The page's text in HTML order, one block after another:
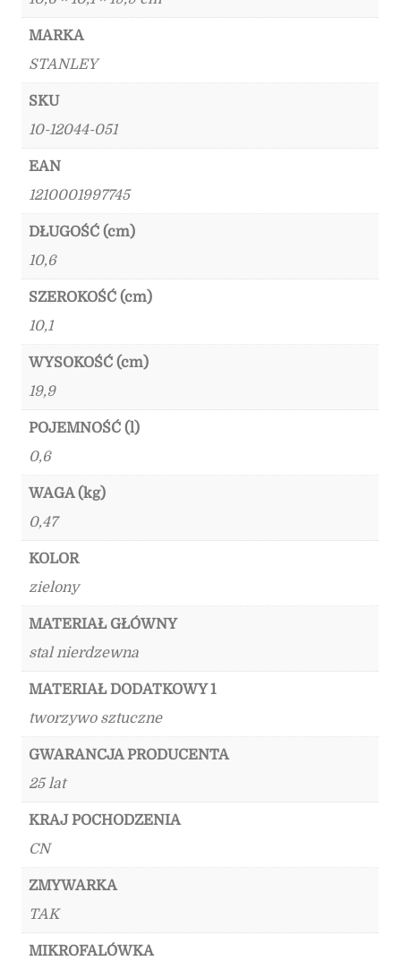
MARKA
STANLEY
SKU
10-12044-051
EAN
1210001997745
DŁUGOŚĆ (cm)
10,6
SZEROKOŚĆ (cm)
10,1
WYSOKOŚĆ (cm)
19,9
POJEMNOŚĆ (l)
0,6
WAGA (kg)
0,47
KOLOR
zielony
MATERIAŁ GŁÓWNY
stal nierdzewna
MATERIAŁ DODATKOWY 1
tworzywo sztuczne
GWARANCJA PRODUCENTA
25 lat
KRAJ POCHODZENIA
CN
ZMYWARKA
TAK
MIKROFALÓWKA